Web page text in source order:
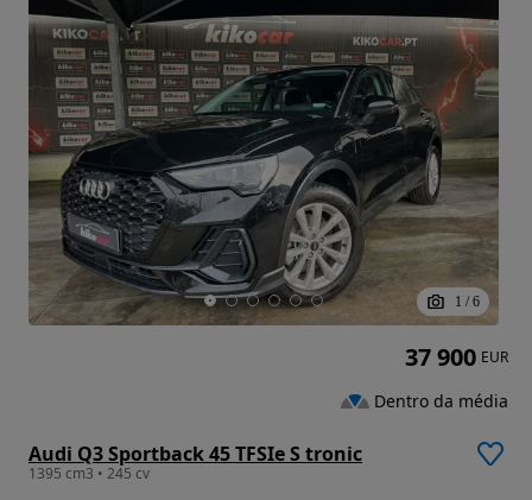
1 / 6
Audi Q3 Sportback 45 TFSIe S tronic
1395 cm3 • 245 cv
37 900 EUR
Dentro da média